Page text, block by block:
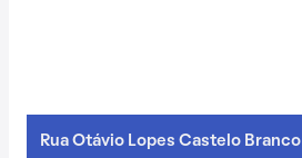
Rua Otávio Lopes Castelo Branco